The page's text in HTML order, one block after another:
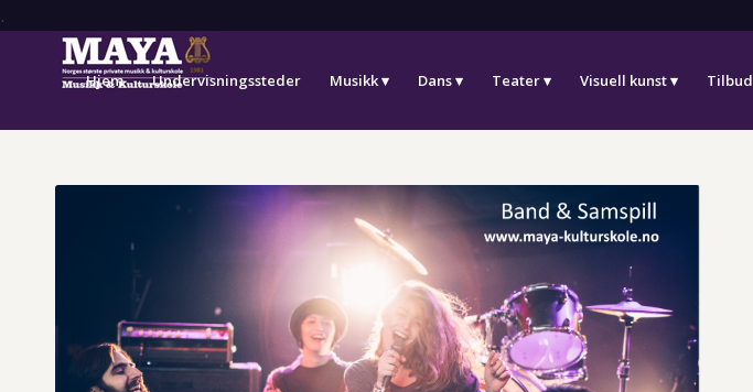
.
Hjem Undervisningssteder Musikk Dans Teater Visuell kunst